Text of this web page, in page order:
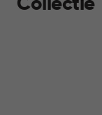
Collectie